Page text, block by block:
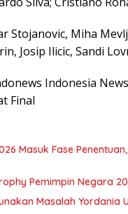
Stojanovic, Miha
Josip Ilicic, Sandi
Indonesia
Final
Masuk Fase
Pemimpin Negara
Masalah